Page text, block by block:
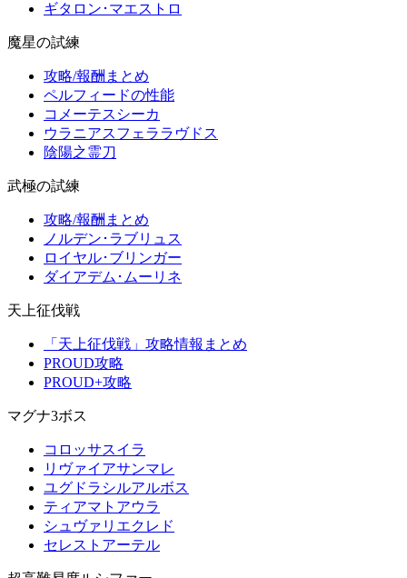
ギタロン･マエストロ
魔星の試練
攻略/報酬まとめ
ペルフィードの性能
コメーテスシーカ
ウラニアスフェララヴドス
陰陽之霊刀
武極の試練
攻略/報酬まとめ
ノルデン･ラブリュス
ロイヤル･ブリンガー
ダイアデム･ムーリネ
天上征伐戦
「天上征伐戦」攻略情報まとめ
PROUD攻略
PROUD+攻略
マグナ3ボス
コロッサスイラ
リヴァイアサンマレ
ユグドラシルアルボス
ティアマトアウラ
シュヴァリエクレド
セレストアーテル